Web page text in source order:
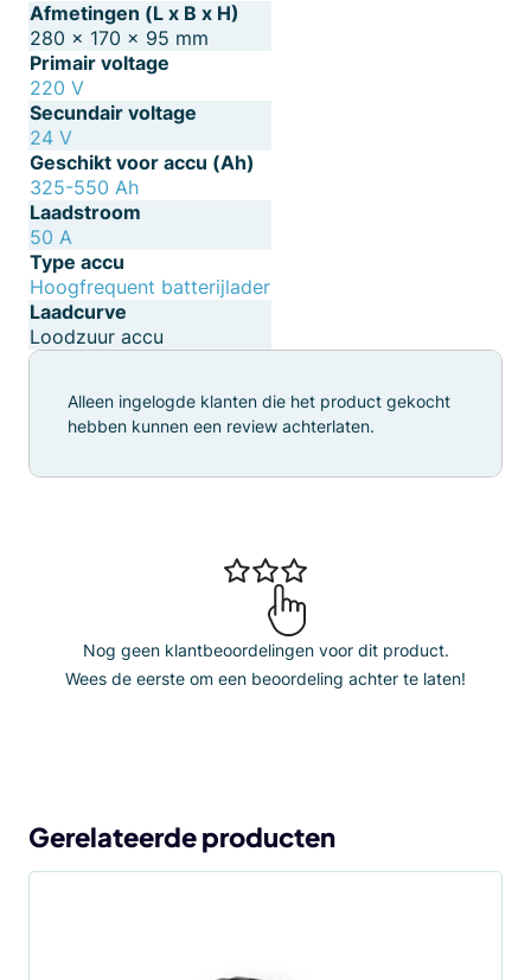
Afmetingen (L x B x H)
280 × 170 × 95 mm
Primair voltage
220 V
Secundair voltage
24 V
Geschikt voor accu (Ah)
325-550 Ah
Laadstroom
50 A
Type accu
Hoogfrequent batterijlader
Laadcurve
Loodzuur accu
Nog geen klantbeoordelingen voor dit product.
Wees de eerste om een beoordeling achter te laten!
Alleen ingelogde klanten die het product gekocht
hebben kunnen een review achterlaten.
Gerelateerde producten